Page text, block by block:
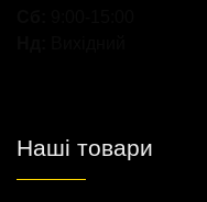
Наші товари